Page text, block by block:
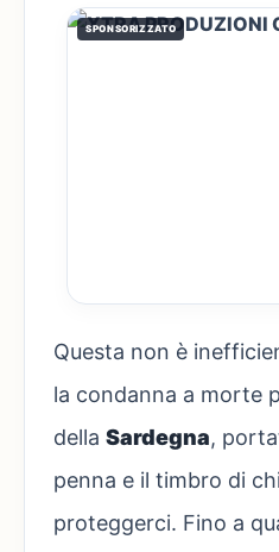
SPONSORIZZATO
Questa non è
la condanna a morte
della Sardegna,
penna e il timbro di
proteggerci. Fino a